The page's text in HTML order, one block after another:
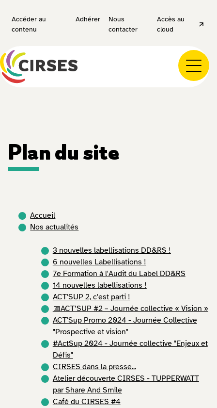
Accéder au
contenu
Adhérer
Nous
contacter
Accès au
cloud
Plan du site
Accueil
Nos actualités
3 nouvelles labellisations DD&RS !
6 nouvelles Labellisations !
7e Formation à l'Audit du Label DD&RS
14 nouvelles labellisations !
ACT'SUP 2, c'est parti !
📅ACT’SUP #2 – Journée collective « Vision »
ACT'Sup Promo 2024 - Journée Collective
"Prospective et vision"
#ActSup 2024 - Journée collective "Enjeux et
Défis"
CIRSES dans la presse...
Atelier découverte CIRSES - TUPPERWATT
par Share And Smile
Café du CIRSES #4